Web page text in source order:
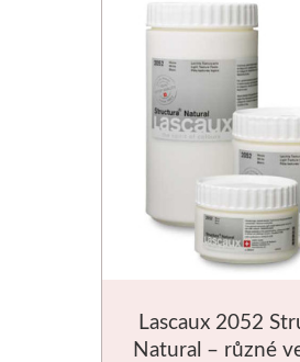
Lascaux 2052
Natural – různé